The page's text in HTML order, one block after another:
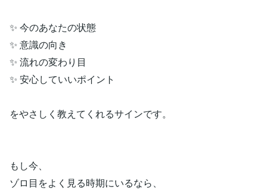
✨ 今のあなたの状態
✨ 意識の向き
✨ 流れの変わり目
✨ 安心していいポイント
をやさしく教えてくれるサインです。
もし今、
ゾロ目をよく見る時期にいるなら、